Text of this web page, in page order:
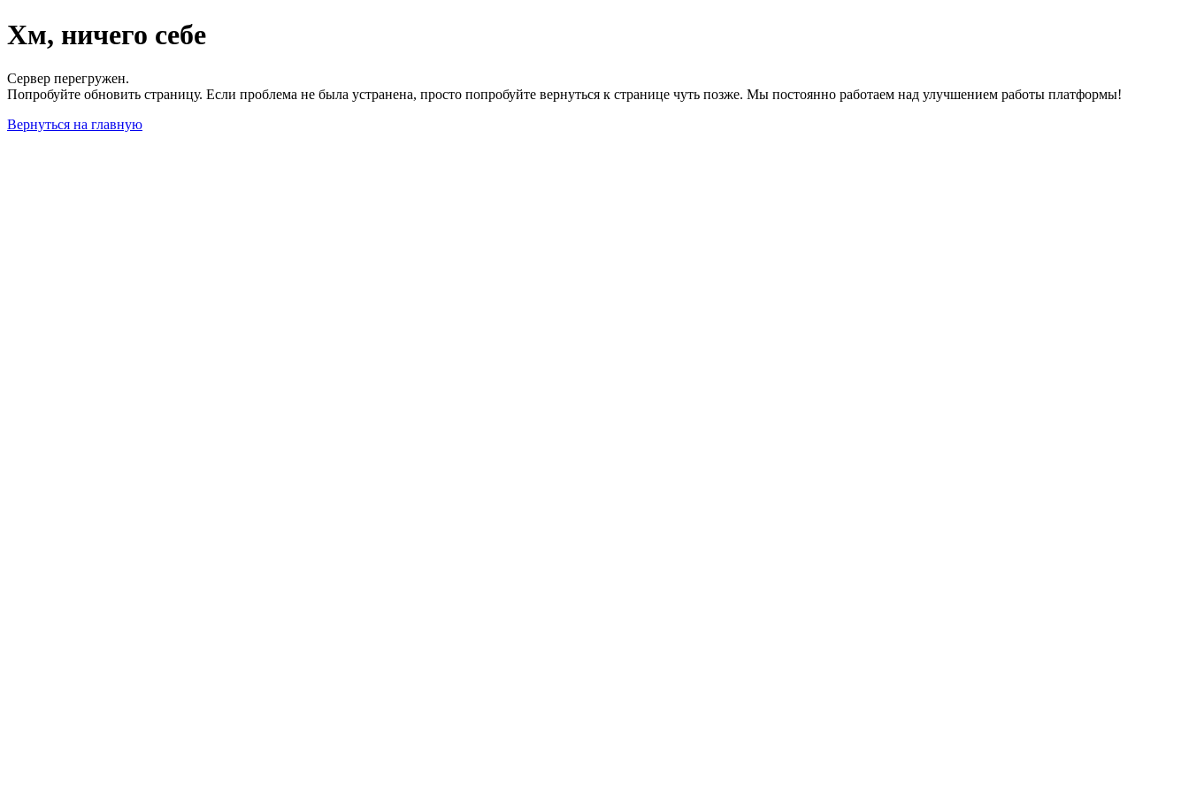
Хм, ничего себе
Сервер перегружен.
Попробуйте обновить страницу. Если проблема не была устранена, просто попробуйте вернуться к странице чуть позже. Мы постоянно работаем над улучшением работы платформы!
Вернуться на главную